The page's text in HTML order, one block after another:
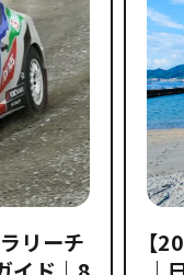
リーチ
【